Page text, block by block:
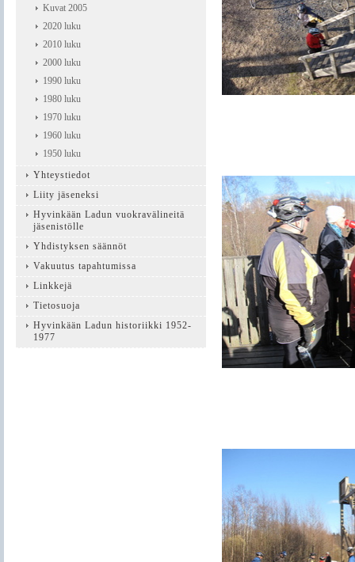
Kuvat 2005
2020 luku
2010 luku
2000 luku
1990 luku
1980 luku
1970 luku
1960 luku
1950 luku
Yhteystiedot
Liity jäseneksi
Hyvinkään Ladun vuokravälineitä
jäsenistölle
Yhdistyksen säännöt
Vakuutus tapahtumissa
Linkkejä
Tietosuoja
Hyvinkään Ladun historiikki 1952-
1977